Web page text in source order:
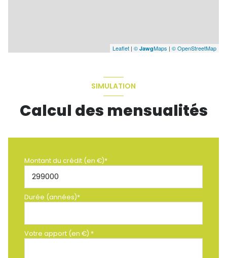
Leaflet | © JawgMaps | © OpenStreetMap
SIMULATION
Calcul des mensualités
Montant du crédit (en €)*
Durée (années)*
Votre apport (en €) *